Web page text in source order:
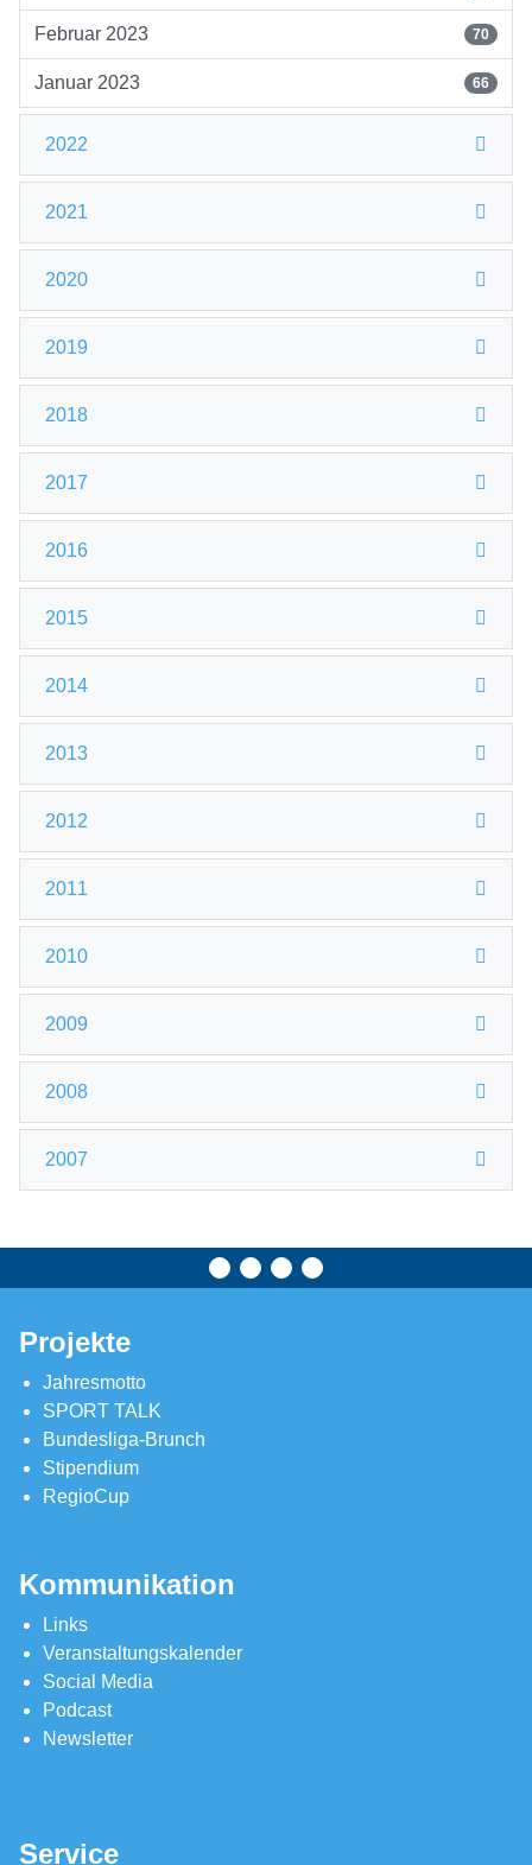
Februar 2023 70
Januar 2023 66
2022
2021
2020
2019
2018
2017
2016
2015
2014
2013
2012
2011
2010
2009
2008
2007
Projekte
Jahresmotto
SPORT TALK
Bundesliga-Brunch
Stipendium
RegioCup
Kommunikation
Links
Veranstaltungskalender
Social Media
Podcast
Newsletter
Service